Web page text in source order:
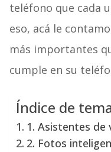
teléfono que cada
eso, acá le
más importantes
cumple en su
Índice de
1. Asistentes de
2. Fotos